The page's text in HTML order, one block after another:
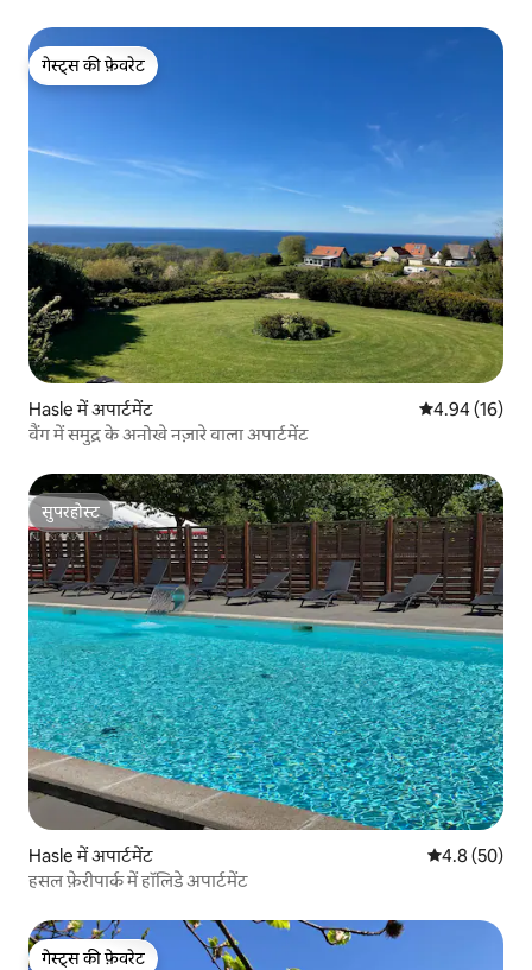
गेस्ट्स की फ़ेवरेट
गेस्ट्स की फ़ेवरेट
Hasle में अपार्टमेंट औसत रेटिंग 5 में
4.94 (16)
वैंग में समुद्र के अनोखे नज़ारे वाला अपार्टमेंट
सुपरहोस्ट
सुपरहोस्ट
Hasle में अपार्टमेंट औसत रेटिंग 5 में
4.8 (50)
हसल फ़ेरीपार्क में हॉलिडे अपार्टमेंट
गेस्ट्स की फ़ेवरेट